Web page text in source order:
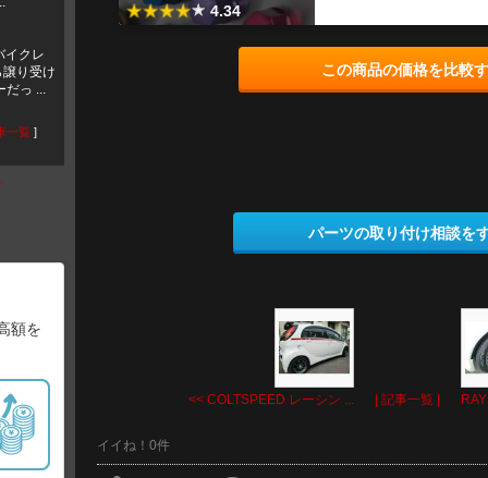
4.34
この商品の価格を比較
パーツの取り付け相談を
<< COLTSPEED レーシン ... | 記事一覧 |
イイね！0件
イクレ
り受け
だっ ...
一覧 ]
額を